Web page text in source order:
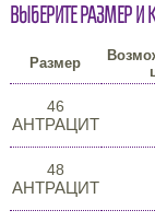
Выберите размер и
Размер
46
АНТРАЦИТ
48
АНТРАЦИТ